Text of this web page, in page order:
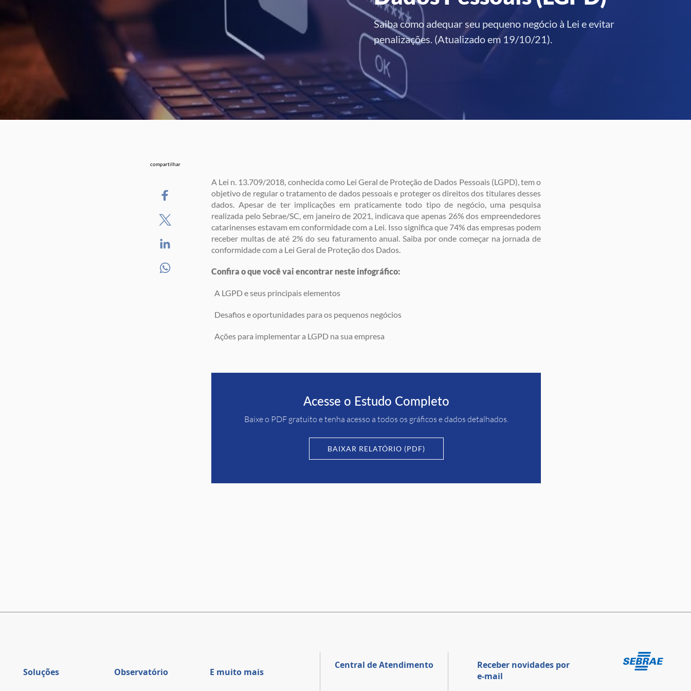
Saiba como adequar seu pequeno negócio à Lei e evitar
penalizações. (Atualizado em 19/10/21).
compartilhar
A Lei n. 13.709/2018, conhecida como Lei Geral de Proteção de Dados Pessoais (LGPD), tem o
objetivo de regular o tratamento de dados pessoais e proteger os direitos dos titulares desses
dados. Apesar de ter implicações em praticamente todo tipo de negócio, uma pesquisa
realizada pelo Sebrae/SC, em janeiro de 2021, indicava que apenas 26% dos empreendedores
catarinenses estavam em conformidade com a Lei. Isso significa que 74% das empresas podem
receber multas de até 2% do seu faturamento anual. Saiba por onde começar na jornada de
conformidade com a Lei Geral de Proteção dos Dados.
Confira o que você vai encontrar neste infográfico:
A LGPD e seus principais elementos
Desafios e oportunidades para os pequenos negócios
Ações para implementar a LGPD na sua empresa
Acesse o Estudo Completo
Baixe o PDF gratuito e tenha acesso a todos os gráficos e dados detalhados.
BAIXAR RELATÓRIO (PDF)
Soluções Observatório E muito mais
Central de Atendimento
Receber novidades por
e-mail